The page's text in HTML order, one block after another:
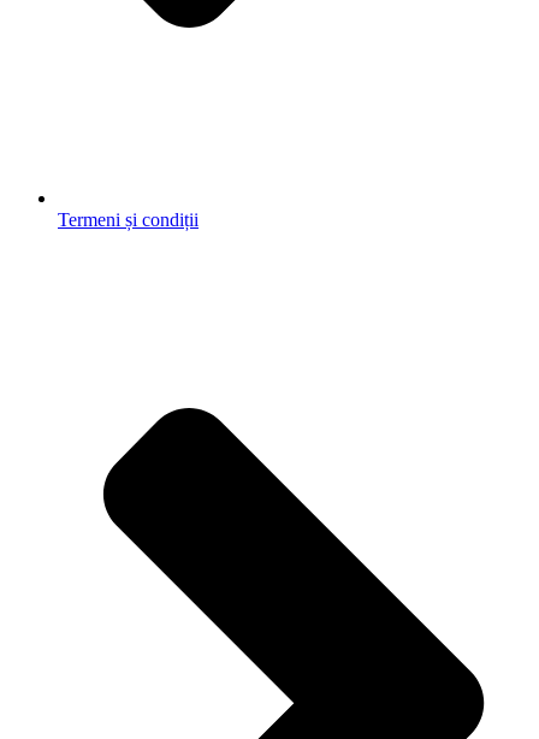
Termeni și condiții